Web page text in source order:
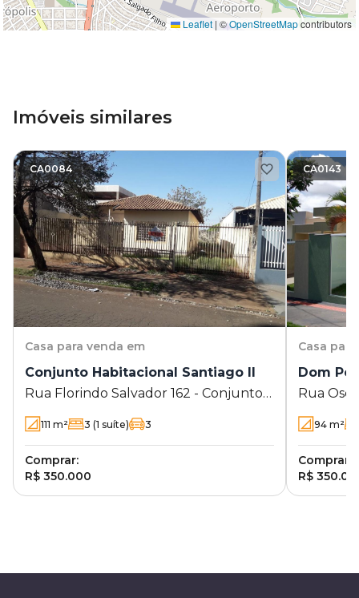
Leaflet | ©OpenStreetMapcontributors
Imóveis similares
CA0084
Casa para venda em
Conjunto Habitacional Santiago II
Rua Florindo Salvador 162 - Conjunto
Habitacional Santiago II - Londrina - PR
111 m² 3 (1 suíte) 3
Comprar:
R$ 350.000
CA0143
Casa
Dom
Rua
94 m²
Comprar:
R$